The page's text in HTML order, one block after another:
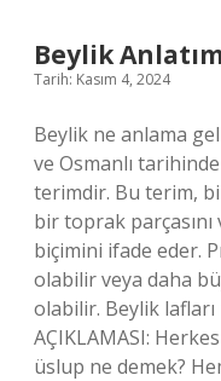
Beylik
Tarih: Kasım 4, 2024
Beylik ne anlama
ve Osmanlı
terimdir. Bu terim,
bir toprak
biçimini ifade eder.
olabilir veya daha
olabilir. Beylik lafları
AÇIKLAMASI:
üslup ne demek?